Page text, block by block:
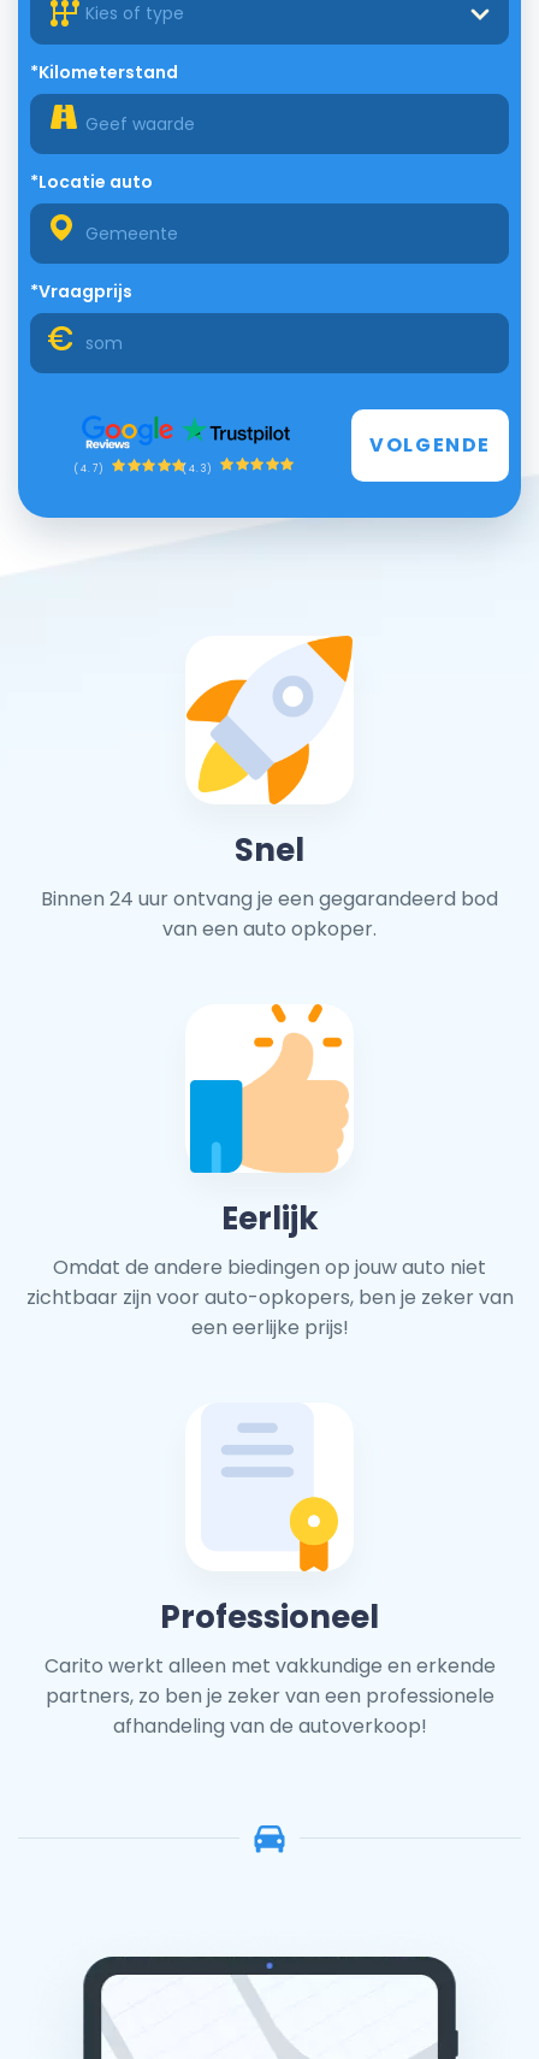
Kies of type
*Kilometerstand
*Locatie auto
*Vraagprijs
(4.7) (4.3)
VOLGENDE
Snel
Binnen 24 uur ontvang je een gegarandeerd bod
van een auto opkoper.
Eerlijk
Omdat de andere biedingen op jouw auto niet
zichtbaar zijn voor auto-opkopers, ben je zeker van
een eerlijke prijs!
Professioneel
Carito werkt alleen met vakkundige en erkende
partners, zo ben je zeker van een professionele
afhandeling van de autoverkoop!